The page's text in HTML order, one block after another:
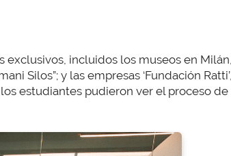
incluidos los museos en Milán,
Silos”; y las empresas ‘Fundación Ratti’,
estudiantes pudieron ver el proceso de